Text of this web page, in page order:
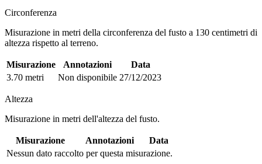
Circonferenza
Misurazione in metri della circonferenza del fusto a 130 centimetri di
altezza rispetto al terreno.
Misurazione Annotazioni
Data
3.70 metri
Non disponibile 27/12/2023
Altezza
Misurazione in metri dell'altezza del fusto.
Misurazione Annotazioni
Data
Nessun dato raccolto per questa misurazione.